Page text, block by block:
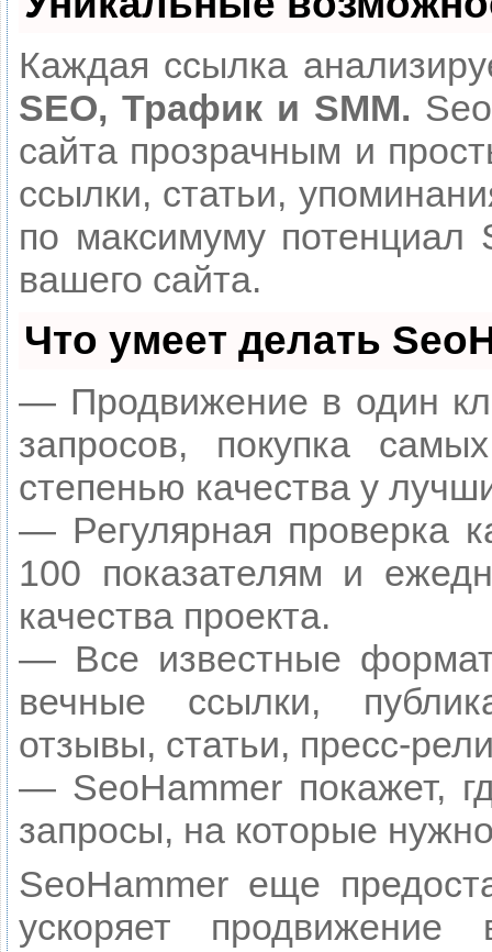
Каждая ссылка
SEO, Трафик и SMM.
сайта прозрачным и
ссылки, статьи,
по максимуму потенциал
вашего сайта.
Что умеет делать
— Продвижение в один
запросов, покупка
степенью качества у
— Регулярная проверка
100 показателям и
качества проекта.
— Все известные
вечные ссылки,
отзывы, статьи, пресс-
— SeoHammer покажет,
запросы, на которые
SeoHammer еще
ускоряет